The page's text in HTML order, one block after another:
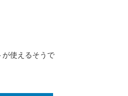
が使えるそうで